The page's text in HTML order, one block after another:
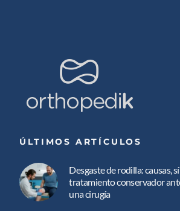
ÚLTIMOS ARTÍCULOS
Desgaste de rodilla: causas,
tratamiento conservador
una cirugía